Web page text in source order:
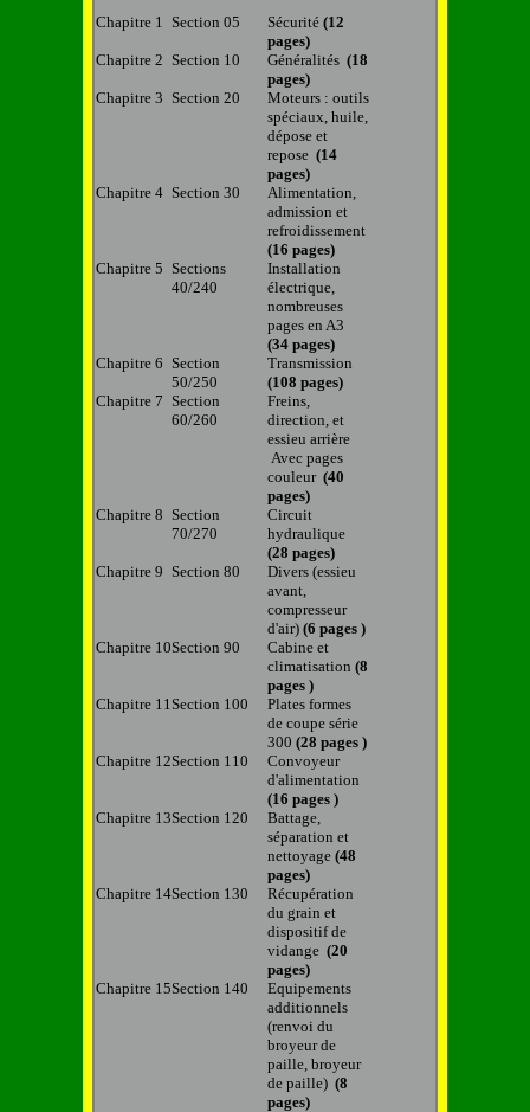
Chapitre 1 Section 05 Sécurité (12
pages)
Chapitre 2 Section 10 Généralités (18
pages)
Chapitre 3 Section 20
Moteurs : outils
spéciaux, huile,
dépose et
repose (14
pages)
Chapitre 4 Section 30
Alimentation,
admission et
refroidissement
(16 pages)
Chapitre 5 Sections
40/240
Installation
électrique,
nombreuses
pages en A3
(34 pages)
Chapitre 6 Section
50/250
Transmission
(108 pages)
Chapitre 7 Section
60/260
Freins,
direction, et
essieu arrière
Avec pages
couleur (40
pages)
Chapitre 8 Section
70/270
Circuit
hydraulique
(28 pages)
Chapitre 9 Section 80
Divers (essieu
avant,
compresseur
d'air) (6 pages )
Chapitre 10Section 90 Cabine et
climatisation (8
pages )
Chapitre 11Section 100
Plates formes
de coupe série
300 (28 pages )
Chapitre 12Section 110
Convoyeur
d'alimentation
(16 pages )
Chapitre 13Section 120
Battage,
séparation et
nettoyage (48
pages)
Chapitre 14Section 130
Récupération
du grain et
dispositif de
vidange (20
pages)
Chapitre 15Section 140
Equipements
additionnels
(renvoi du
broyeur de
paille, broyeur
de paille) (8
pages)